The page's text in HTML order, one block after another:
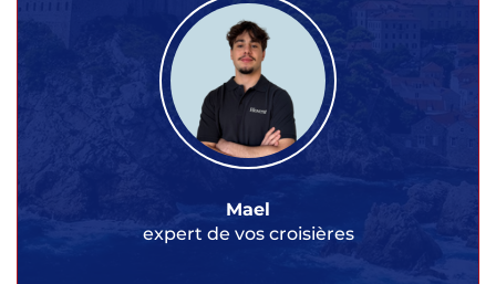
Mael
expert de vos croisières